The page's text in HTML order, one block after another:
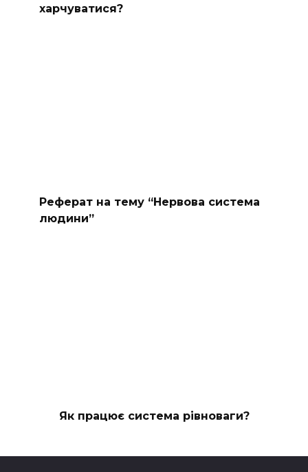
харчуватися?
Реферат на тему “Нервова система
людини”
Як працює система рівноваги?